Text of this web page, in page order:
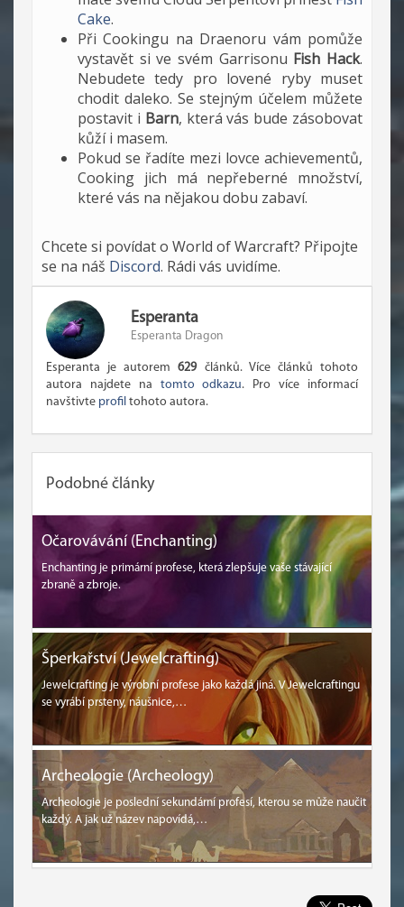
Cake.
Při Cookingu na Draenoru vám pomůže
vystavět si ve svém Garrisonu Fish Hack.
Nebudete tedy pro lovené ryby muset
chodit daleko. Se stejným účelem můžete
postavit i Barn, která vás bude zásobovat
kůží i masem.
Pokud se řadíte mezi lovce achievementů,
Cooking jich má nepřeberné množství,
které vás na nějakou dobu zabaví.
Chcete si povídat o World of Warcraft? Připojte
se na náš Discord. Rádi vás uvidíme.
Esperanta
Esperanta Dragon
Esperanta je autorem629článků. Více článků tohoto
autora najdete na tomto odkazu. Pro více informací
navštivte profil tohoto autora.
Podobné články
Očarovávání (Enchanting)
Enchanting je primární profese, která zlepšuje vaše stávající
zbraně a zbroje.
Šperkařství (Jewelcrafting)
Jewelcrafting je výrobní profese jako každá jiná. V Jewelcraftingu
se vyrábí prsteny, náušnice,…
Archeologie (Archeology)
Archeologie je poslední sekundární profesí, kterou se může naučit
každý. A jak už název napovídá,…